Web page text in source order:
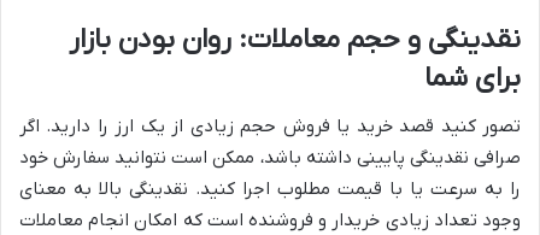
نقدینگی و حجم معاملات: روان بودن بازار
برای شما
تصور کنید قصد خرید یا فروش حجم زیادی از یک ارز را دارید. اگر
صرافی نقدینگی پایینی داشته باشد، ممکن است نتوانید سفارش خود
را به سرعت یا با قیمت مطلوب اجرا کنید. نقدینگی بالا به معنای
وجود تعداد زیادی خریدار و فروشنده است که امکان انجام معاملات